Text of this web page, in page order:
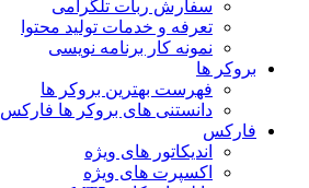
سفارش ربات تلگرامی
تعرفه و خدمات تولید محتوا
نمونه کار برنامه نویسی
بروکر ها
فهرست بهترین بروکر ها
دانستنی های بروکر ها فارکس
فارکس
اندیکاتور های ویژه
اکسپرت های ویژه